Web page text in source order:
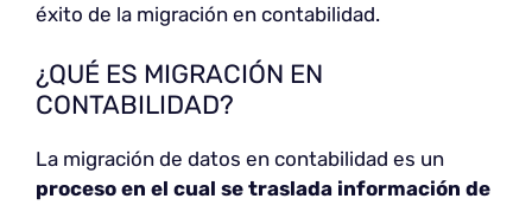
éxito de la migración en contabilidad.
¿QUÉ ES MIGRACIÓN EN
CONTABILIDAD?
La migración de datos en contabilidad es un
proceso en el cual se traslada información de